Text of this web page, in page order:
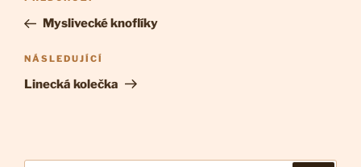
pro
příspěvek
příspěvek
Myslivecké knoflíky
Následující
příspěvek
NÁSLEDUJÍCÍ
Linecká kolečka